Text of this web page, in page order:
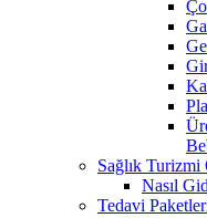
Sağlık Turizmi
Nasıl
Tedavi